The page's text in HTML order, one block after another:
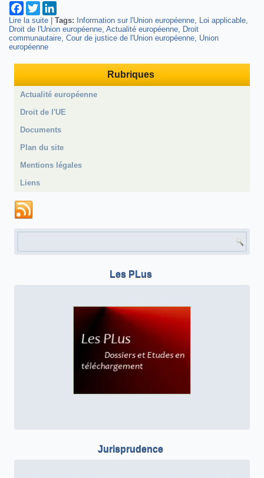
Facebook
Twitter
Lire la suite de Le précédent judiciaire dans l'Union européenne au coeur
d'une Initiative Citoyenne Européenne
|Tags: Information sur l'Union européenne
Loi applicable
Droit de l'Union européenne Actualité européenne
Droit
communautaire Cour de justice de l'Union européenne Union
européenne
Rubriques
Actualité européenne
Droit de l'UE
Documents
Plan du site
Mentions légales
Liens
Les PLus
Jurisprudence